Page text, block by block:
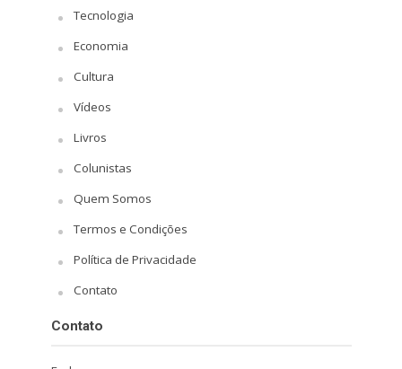
Tecnologia
Economia
Cultura
Vídeos
Livros
Colunistas
Quem Somos
Termos e Condições
Política de Privacidade
Contato
Contato